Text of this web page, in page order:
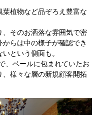
植物など品ぞろえ豊富な
、そのお洒落な雰囲気で密
らは中の様子が確認でき
という側面も。
、ベールに包まれていたお
様々な層の新規顧客開拓